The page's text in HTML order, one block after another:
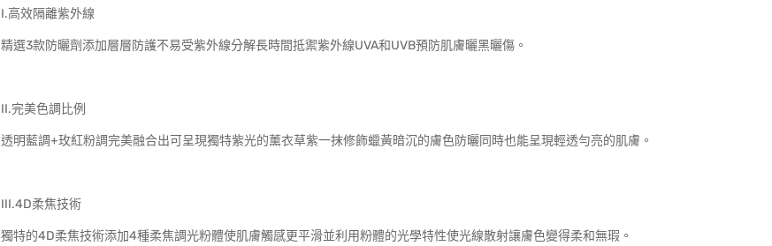
I.高效隔離紫外線
精選3款防曬劑添加層層防護不易受紫外線分解長時間抵禦紫外線UVA和UVB預防肌膚曬黑曬傷。
II.完美色調比例
透明藍調+玫紅粉調完美融合出可呈現獨特紫光的薰衣草紫一抹修飾蠟黃暗沉的膚色防曬同時也能呈現輕透勻亮的肌膚。
III.4D柔焦技術
獨特的4D柔焦技術添加4種柔焦調光粉體使肌膚觸感更平滑並利用粉體的光學特性使光線散射讓膚色變得柔和無瑕。